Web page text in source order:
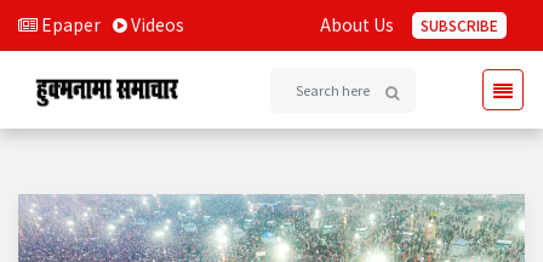
Epaper Videos About Us SUBSCRIBE